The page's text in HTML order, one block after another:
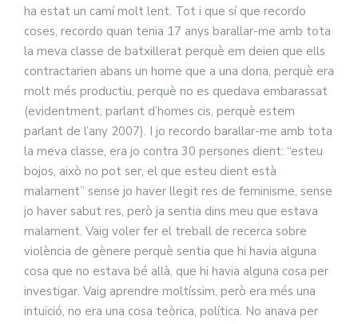
ha estat un camí molt lent. Tot i que sí que recordo
coses, recordo quan tenia 17 anys barallar-me amb tota
la meva classe de batxillerat perquè em deien que ells
contractarien abans un home que a una dona, perquè era
molt més productiu, perquè no es quedava embarassat
(evidentment, parlant d’homes cis, perquè estem
parlant de l’any 2007). I jo recordo barallar-me amb tota
la meva classe, era jo contra 30 persones dient: “esteu
bojos, això no pot ser, el que esteu dient està
malament” sense jo haver llegit res de feminisme, sense
jo haver sabut res, però ja sentia dins meu que estava
malament. Vaig voler fer el treball de recerca sobre
violència de gènere perquè sentia que hi havia alguna
cosa que no estava bé allà, que hi havia alguna cosa per
investigar. Vaig aprendre moltíssim, però era més una
intuïció, no era una cosa teòrica, política. No anava per